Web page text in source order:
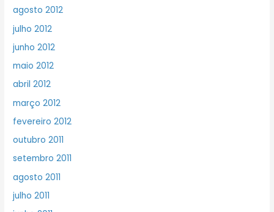
agosto 2012
julho 2012
junho 2012
maio 2012
abril 2012
março 2012
fevereiro 2012
outubro 2011
setembro 2011
agosto 2011
julho 2011